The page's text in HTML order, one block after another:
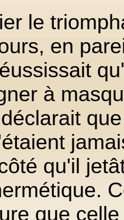
le
en
à
qu'il
que